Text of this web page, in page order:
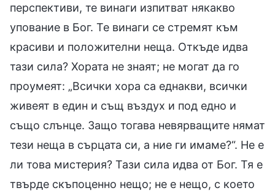
перспективи, те винаги изпитват някакво
упование в Бог. Те винаги се стремят към
красиви и положителни неща. Откъде идва
тази сила? Хората не знаят; не могат да го
проумеят: „Всички хора са еднакви, всички
живеят в един и същ въздух и под едно и
също слънце. Защо тогава невярващите нямат
тези неща в сърцата си, а ние ги имаме?“. Не е
ли това мистерия? Тази сила идва от Бог. Тя е
твърде скъпоценно нещо; не е нещо, с което